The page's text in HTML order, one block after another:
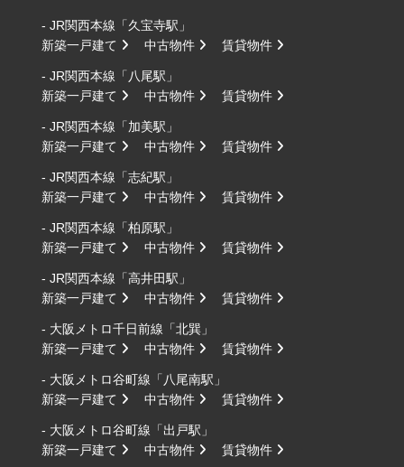
- JR関西本線「久宝寺駅」
新築一戸建て
中古物件 賃貸物件
- JR関西本線「八尾駅」
新築一戸建て
中古物件 賃貸物件
- JR関西本線「加美駅」
新築一戸建て
中古物件 賃貸物件
- JR関西本線「志紀駅」
新築一戸建て
中古物件 賃貸物件
- JR関西本線「柏原駅」
新築一戸建て
中古物件 賃貸物件
- JR関西本線「高井田駅」
新築一戸建て
中古物件 賃貸物件
- 大阪メトロ千日前線「北巽」
新築一戸建て
中古物件 賃貸物件
- 大阪メトロ谷町線「八尾南駅」
新築一戸建て
中古物件 賃貸物件
- 大阪メトロ谷町線「出戸駅」
新築一戸建て
中古物件 賃貸物件